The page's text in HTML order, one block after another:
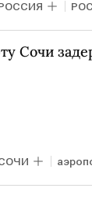
Сочи